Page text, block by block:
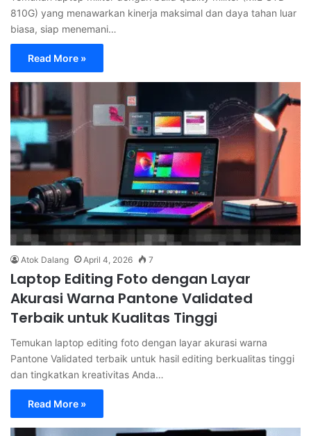
810G) yang menawarkan kinerja maksimal dan daya tahan luar
biasa, siap menemani…
Read More »
Atok Dalang April 4, 2026 7
Laptop Editing Foto dengan Layar
Akurasi Warna Pantone Validated
Terbaik untuk Kualitas Tinggi
Temukan laptop editing foto dengan layar akurasi warna
Pantone Validated terbaik untuk hasil editing berkualitas tinggi
dan tingkatkan kreativitas Anda…
Read More »